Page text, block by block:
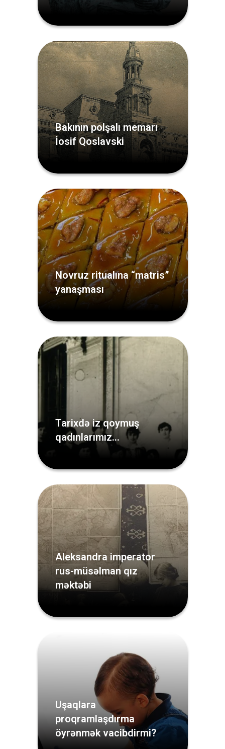
Bakının polşalı memarı
İosif Qoslavski
Novruz ritualına “matris”
yanaşması
Tarixdə iz qoymuş
qadınlarımız…
Aleksandra imperator
rus-müsəlman qız
məktəbi
Uşaqlara
proqramlaşdırma
öyrənmək vacibdirmi?